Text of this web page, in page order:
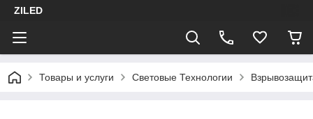
ZILED
Товары и услуги Световые Технологии